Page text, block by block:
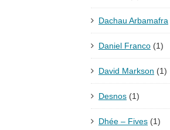
Dachau Arbamafra
Daniel Franco (1)
David Markson (1)
Desnos (1)
Dhée – Fives (1)